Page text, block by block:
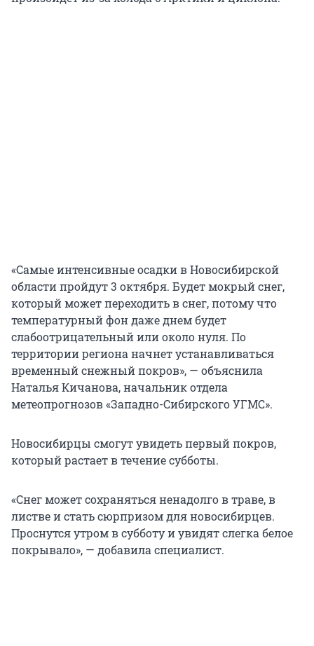
«Самые интенсивные осадки в Новосибирской
области пройдут 3 октября. Будет мокрый снег,
который может переходить в снег, потому что
температурный фон даже днем будет
слабоотрицательный или около нуля. По
территории региона начнет устанавливаться
временный снежный покров», — объяснила
Наталья Кичанова, начальник отдела
метеопрогнозов «Западно-Сибирского УГМС».
Новосибирцы смогут увидеть первый покров,
который растает в течение субботы.
«Снег может сохраняться ненадолго в траве, в
листве и стать сюрпризом для новосибирцев.
Проснутся утром в субботу и увидят слегка белое
покрывало», — добавила специалист.